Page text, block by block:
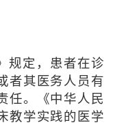
规定，患者在诊
者其医务人员有
任。《中华人民
教学实践的医学